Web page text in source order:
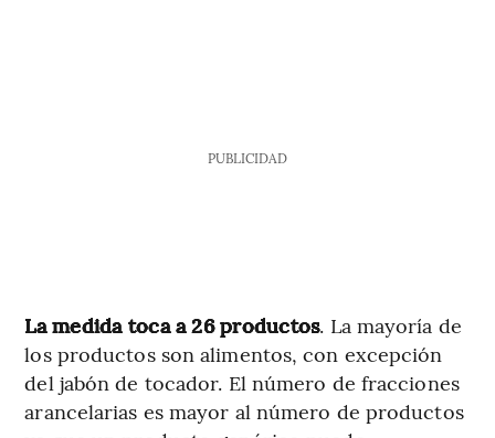
PUBLICIDAD
La medida toca a 26 productos. La mayoría de
los productos son alimentos, con excepción
del jabón de tocador. El número de fracciones
arancelarias es mayor al número de productos